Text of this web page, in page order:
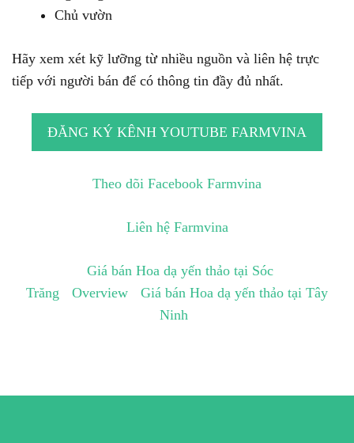
Chủ vườn
Hãy xem xét kỹ lưỡng từ nhiều nguồn và liên hệ trực
tiếp với người bán để có thông tin đầy đủ nhất.
ĐĂNG KÝ KÊNH YOUTUBE FARMVINA
Theo dõi Facebook Farmvina
Liên hệ Farmvina
Giá bán Hoa dạ yến thảo tại Sóc
Trăng
Overview
Giá bán Hoa dạ yến thảo tại Tây
Ninh